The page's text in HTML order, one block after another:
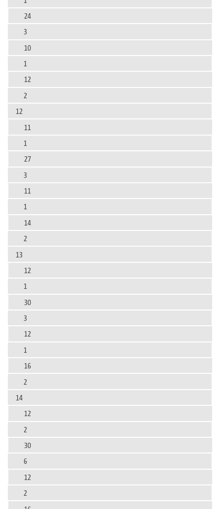
24
3
10
1
12
2
12
11
1
27
3
11
1
14
2
13
12
1
30
3
12
1
16
2
14
12
2
30
6
12
2